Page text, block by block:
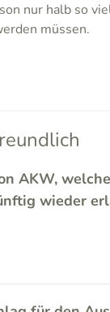
nur halb so
müssen.
AKW,
wieder